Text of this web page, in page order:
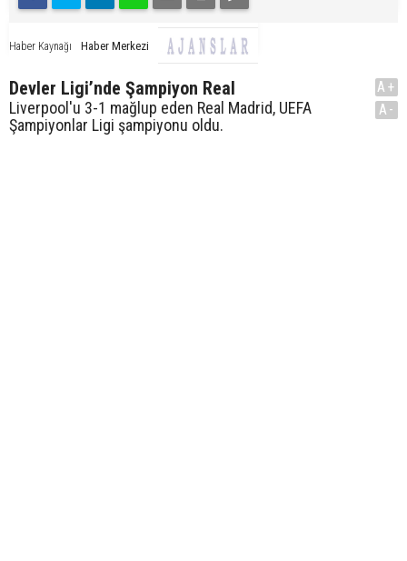
Haber Kaynağı Haber Merkezi
Devler Ligi’nde Şampiyon Real
Liverpool'u 3-1 mağlup eden Real Madrid, UEFA
Şampiyonlar Ligi şampiyonu oldu.
A+
A-